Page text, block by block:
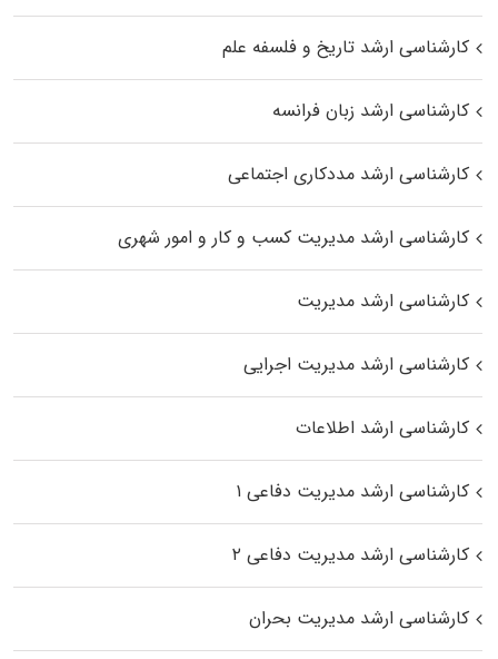
کارشناسی ارشد تاریخ و فلسفه علم
کارشناسی ارشد زبان فرانسه
کارشناسی ارشد مددکاری اجتماعی
کارشناسی ارشد مدیریت کسب و کار و امور شهری
کارشناسی ارشد مدیریت
کارشناسی ارشد مدیریت اجرایی
کارشناسی ارشد اطلاعات
کارشناسی ارشد مدیریت دفاعی ۱
کارشناسی ارشد مدیریت دفاعی ۲
کارشناسی ارشد مدیریت بحران